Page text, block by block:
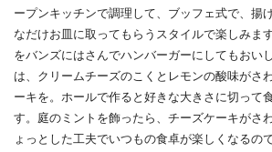
ープンキッチンで調理して、ブッフェ式で、揚
なだけお皿に取ってもらうスタイルで楽しみま
をバンズにはさんでハンバーガーにしてもおい
は、クリームチーズのこくとレモンの酸味がさ
ーキを。ホールで作ると好きな大きさに切って
す。庭のミントを飾ったら、チーズケーキがさ
ょっとした工夫でいつもの食卓が楽しくなるの